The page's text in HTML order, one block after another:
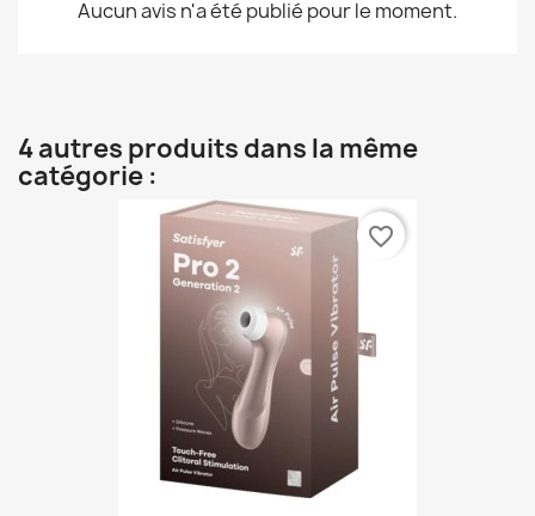
Aucun avis n'a été publié pour le moment.
4 autres produits dans la même
catégorie :
favorite_border